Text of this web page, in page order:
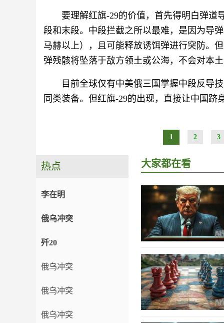
要理解红旗-29的价值，首先得明白弹道
段和末段。中段拦截之所以最难，是因为导
马赫以上），且可能释放诱饵弹进行突防。
弹残骸将坠落于敌方领土或公海，不会对本
目前全球仅有中美俄三国掌握中段反导
同类装备。但红旗-29的出现，直接让中国跻
1 2 3
热点
李在明
俄乌冲突
歼20
俄乌冲突
俄乌冲突
俄乌冲突
大家都在看